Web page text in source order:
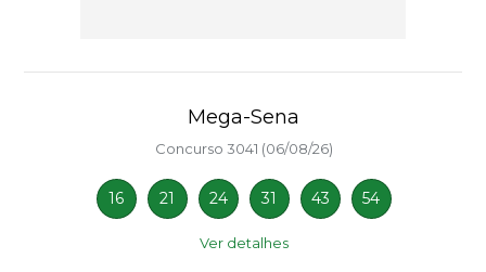
Mega-Sena
Concurso 3041 (06/08/26)
16 21 24 31 43 54
Ver detalhes